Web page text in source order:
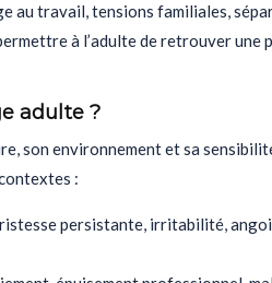
au travail, tensions familiales,
à l’adulte de retrouver
adulte ?
son environnement et sa
:
persistante, irritabilité,